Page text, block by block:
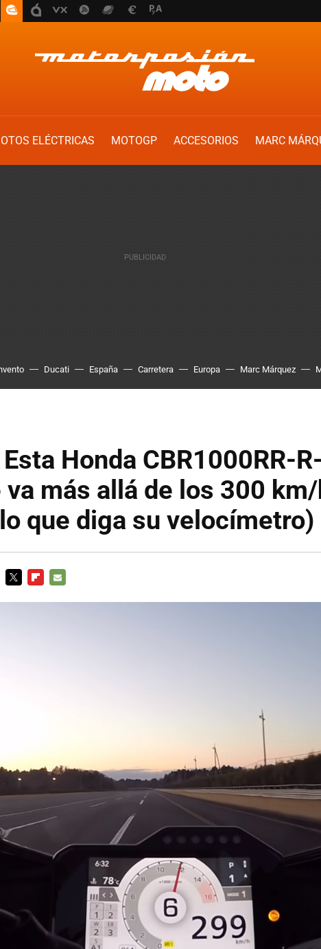
ELÉCTRICAS MOTOGP ACCESORIOS
MARC
Ducati España Carretera Europa Marc Márquez
Honda CBR1000RR-
va más allá de los 300
que diga su velocímetro)